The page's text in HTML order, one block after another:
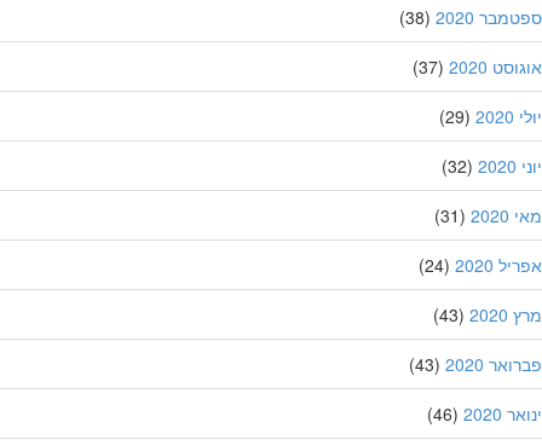
2020
(38)
2020
(37)
(29)
(32)
(31)
2020
(24)
(43)
2020
(43)
2020
(46)